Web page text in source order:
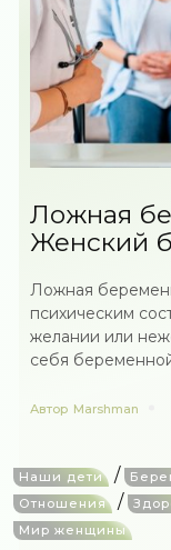
Ложная
Женский
Ложная
психическим
желании или
себя
Автор Marshman
Наши дети /
Отношения /
Мир женщины